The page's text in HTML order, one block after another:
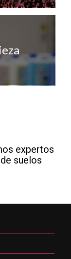
expertos
suelos